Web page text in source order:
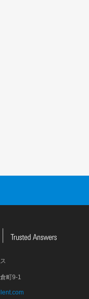
町9-1